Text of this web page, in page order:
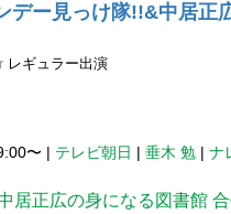
デー見っけ隊!!&中居正
レギュラー出演
〜 | テレビ朝日 | 垂木 勉 | ナ
居正広の身になる図書館